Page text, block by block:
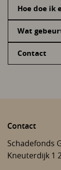
Hoe doe ik
Wat
Contact
Contact
Schadefonds
Kneuterdijk 1